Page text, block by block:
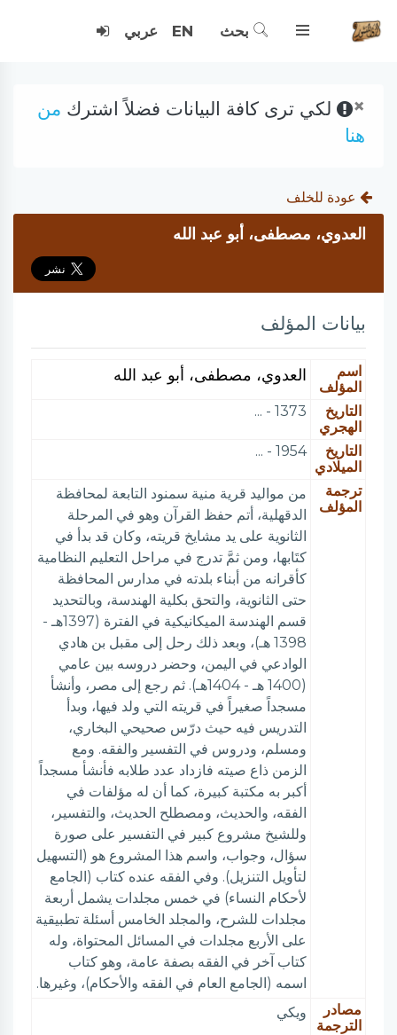
بحث EN عربي
× لكي ترى كافة البيانات فضلاً اشترك من
هنا
عودة للخلف
العدوي، مصطفى، أبو عبد الله
بيانات المؤلف
اسم
المؤلف
العدوي، مصطفى، أبو عبد الله
التاريخ
الهجري
1373 - ...
التاريخ
الميلادي
1954 - ...
ترجمة
المؤلف
من مواليد قرية منية سمنود التابعة لمحافظة
الدقهلية، أتم حفظ القرآن وهو في المرحلة
الثانوية على يد مشايخ قريته، وكان قد بدأ في
كتَابها، ومن ثمَّ تدرج في مراحل التعليم النظامية
كأقرانه من أبناء بلدته في مدارس المحافظة
حتى الثانوية، والتحق بكلية الهندسة، وبالتحديد
قسم الهندسة الميكانيكية في الفترة (1397هـ -
1398 هـ)، وبعد ذلك رحل إلى مقبل بن هادي
الوادعي في اليمن، وحضر دروسه بين عامي
(1400 هـ - 1404هـ). ثم رجع إلى مصر، وأنشأ
مسجداً صغيراً في قريته التي ولد فيها، وبدأ
التدريس فيه حيث درّس صحيحي البخاري،
ومسلم، ودروس في التفسير والفقه. ومع
الزمن ذاع صيته فازداد عدد طلابه فأنشأ مسجداً
أكبر به مكتبة كبيرة، كما أن له مؤلفات في
الفقه، والحديث، ومصطلح الحديث، والتفسير،
وللشيخ مشروع كبير في التفسير على صورة
سؤال، وجواب، واسم هذا المشروع هو (التسهيل
لتأويل التنزيل). وفي الفقه عنده كتاب (الجامع
لأحكام النساء) في خمس مجلدات يشمل أربعة
مجلدات للشرح، والمجلد الخامس أسئلة تطبيقية
على الأربع مجلدات في المسائل المحتواة، وله
كتاب آخر في الفقه بصفة عامة، وهو كتاب
اسمه (الجامع العام في الفقه والأحكام)، وغيرها.
مصادر
الترجمة
ويكي